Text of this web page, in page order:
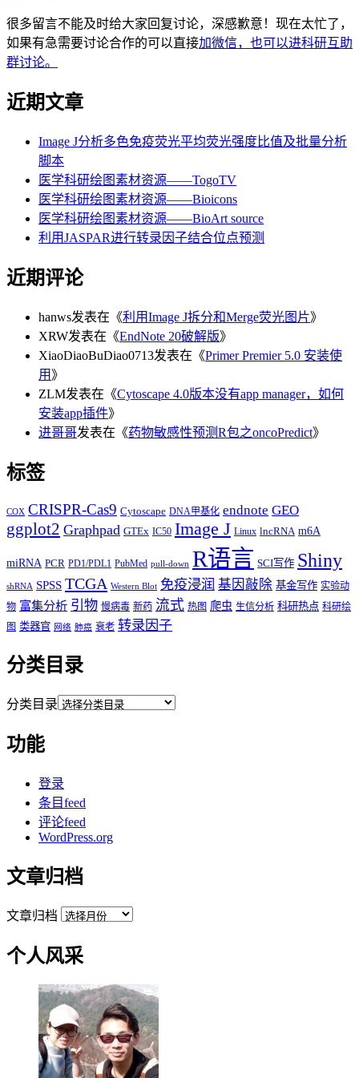
很多留言不能及时给大家回复讨论，深感歉意！现在太忙了，
如果有急需要讨论合作的可以直接加微信，也可以进科研互助
群讨论。
近期文章
Image J分析多色免疫荧光平均荧光强度比值及批量分析
脚本
医学科研绘图素材资源——TogoTV
医学科研绘图素材资源——Bioicons
医学科研绘图素材资源——BioArt source
利用JASPAR进行转录因子结合位点预测
近期评论
hanws发表在《利用Image J拆分和Merge荧光图片》
XRW发表在《EndNote 20破解版》
XiaoDiaoBuDiao0713发表在《Primer Premier 5.0 安装使
用 》
ZLM发表在《Cytoscape 4.0版本没有app manager，如何
安装app插件》
进哥哥发表在《药物敏感性预测R包之oncoPredict》
标签
COX CRISPR-Cas9 Cytoscape DNA甲基化 endnote GEO
ggplot2 Graphpad GTEx IC50 Image J Linux lncRNA m6A
miRNA PCR PD1/PDL1 PubMed pull-down R语言 SCI写作 Shiny
shRNA SPSS TCGA Western Blot 免疫浸润 基因敲除 基金写作 实验动
物 富集分析 引物 慢病毒 新药 流式 热图 爬虫 生信分析 科研热点 科研绘
图 类器官 网络 肺癌 衰老 转录因子
分类目录
分类目录
功能
登录
条目feed
评论feed
WordPress.org
文章归档
文章归档
个人风采